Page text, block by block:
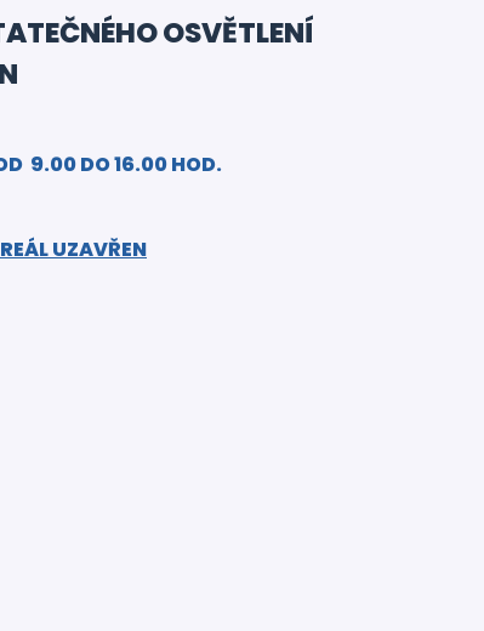
OSVĚTLENÍ
9.00 DO 16.00 HOD.
UZAVŘEN